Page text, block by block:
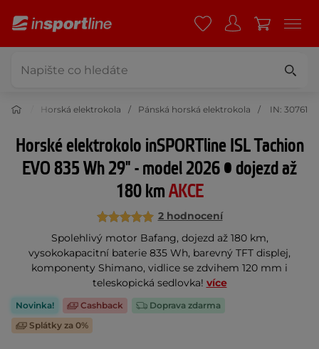
Horská elektrokola Pánská horská elektrokola IN: 30761
Horské elektrokolo inSPORTline ISL Tachion
EVO 835 Wh 29" - model 2026 • dojezd až
180 kmAKCE
2 hodnocení
Spolehlivý motor Bafang, dojezd až 180 km,
vysokokapacitní baterie 835 Wh, barevný TFT displej,
komponenty Shimano, vidlice se zdvihem 120 mm i
teleskopická sedlovka! více
Novinka! Cashback
Doprava zdarma
Splátky za 0%